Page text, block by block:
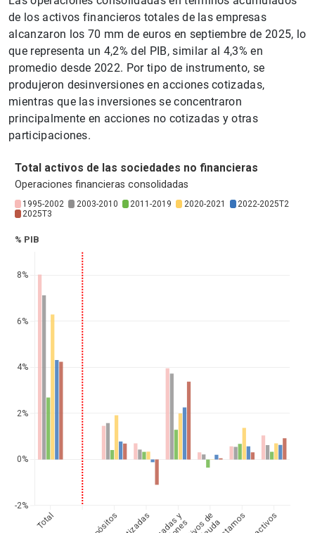
de los activos financieros totales de las empresas
alcanzaron los 70 mm de euros en septiembre de 2025, lo
que representa un 4,2% del PIB, similar al 4,3% en
promedio desde 2022. Por tipo de instrumento, se
produjeron desinversiones en acciones cotizadas,
mientras que las inversiones se concentraron
principalmente en acciones no cotizadas y otras
participaciones.